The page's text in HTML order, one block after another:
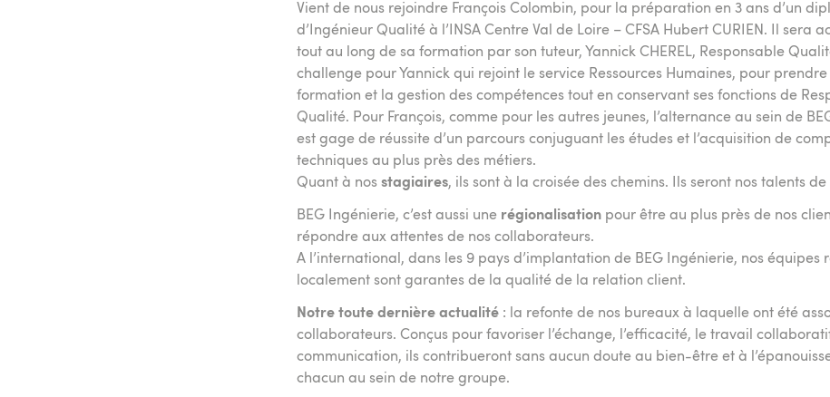
Vient de nous rejoindre François Colombin, pour la préparation en 3 ans d’un
d’Ingénieur Qualité à l’INSA Centre Val de Loire – CFSA Hubert CURIEN. Il sera
tout au long de sa formation par son tuteur, Yannick CHEREL, Responsable
challenge pour Yannick qui rejoint le service Ressources Humaines, pour
formation et la gestion des compétences tout en conservant ses fonctions de
Qualité. Pour François, comme pour les autres jeunes, l’alternance au sein de
est gage de réussite d’un parcours conjuguant les études et l’acquisition de
techniques au plus près des métiers.
Quant à nos stagiaires, ils sont à la croisée des chemins. Ils seront nos talents
BEG Ingénierie, c’est aussi une régionalisation pour être au plus près de nos
répondre aux attentes de nos collaborateurs.
A l’international, dans les 9 pays d’implantation de BEG Ingénierie, nos équipes
localement sont garantes de la qualité de la relation client.
Notre toute dernière actualité : la refonte de nos bureaux à laquelle ont été
collaborateurs. Conçus pour favoriser l’échange, l’efficacité, le travail
communication, ils contribueront sans aucun doute au bien-être et à
chacun au sein de notre groupe.